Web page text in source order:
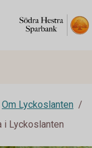
Om Lyckoslanten
i Lyckoslanten